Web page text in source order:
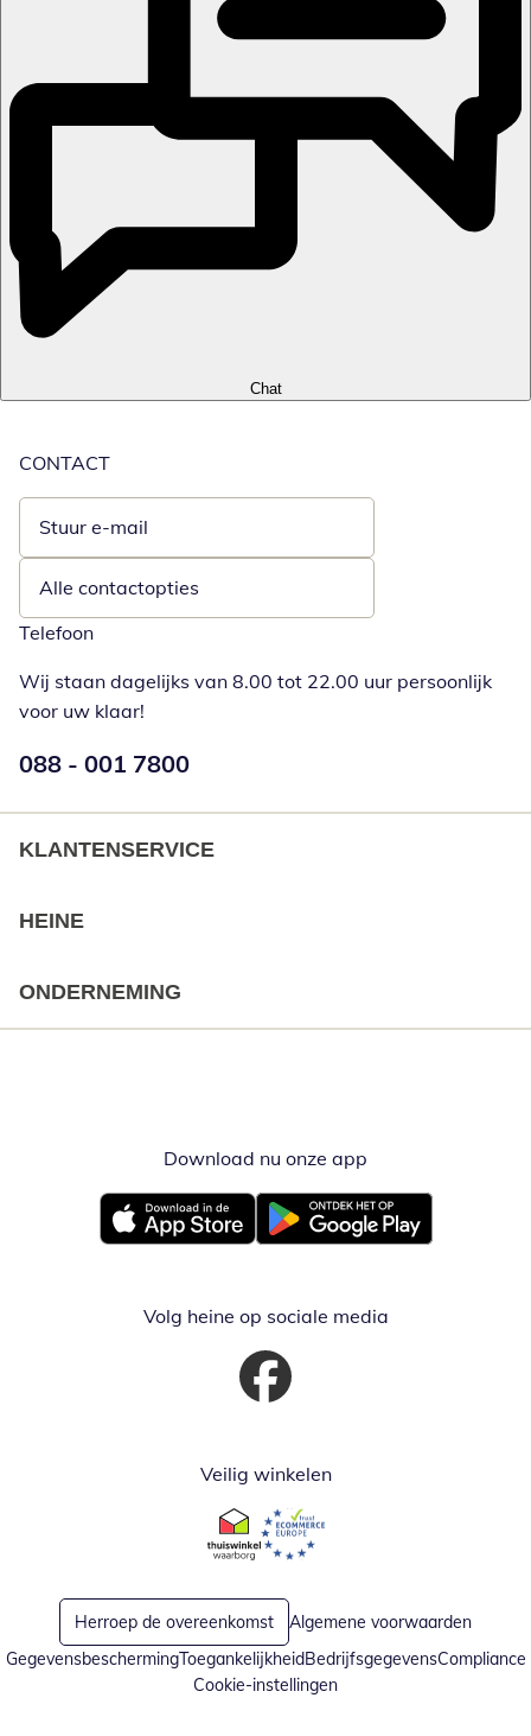
Chat
CONTACT
Stuur e-mail
Opent e-mailclient
Alle contactopties
Telefoon
Wij staan dagelijks van 8.00 tot 22.00 uur persoonlijk
voor uw klaar!
Telefoonnummer:
088 - 001 7800
KLANTENSERVICE
HEINE
ONDERNEMING
Download nu onze app
Opent in nieuw vensterOpent in nieuw venster
Volg heine op sociale media
Opent in nieuw venster
Veilig winkelen
Opent in nieuw venster
Opent in nieuw venster
Herroep de overeenkomst
Algemene voorwaarden
GegevensbeschermingToegankelijkheidBedrijfsgegevensCompliance
Cookie-instellingen